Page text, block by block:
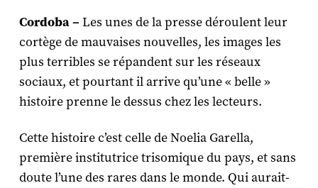
Cordoba – Les unes de la presse déroulent leur
cortège de mauvaises nouvelles, les images les
plus terribles se répandent sur les réseaux
sociaux, et pourtant il arrive qu’une « belle »
histoire prenne le dessus chez les lecteurs.
Cette histoire c’est celle de Noelia Garella,
première institutrice trisomique du pays, et sans
doute l’une des rares dans le monde. Qui aurait-